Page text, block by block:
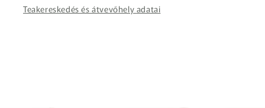
Teakereskedés és átvevőhely adatai